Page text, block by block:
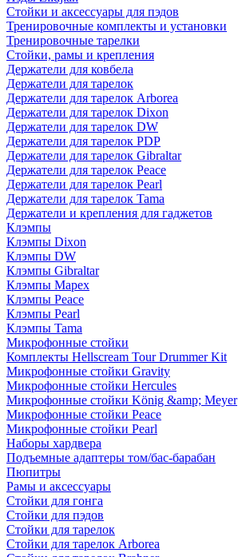
Стойки и аксессуары для пэдов
Тренировочные комплекты и установки
Тренировочные тарелки
Стойки, рамы и крепления
Держатели для ковбела
Держатели для тарелок
Держатели для тарелок Arborea
Держатели для тарелок Dixon
Держатели для тарелок DW
Держатели для тарелок PDP
Держатели для тарелок Gibraltar
Держатели для тарелок Peace
Держатели для тарелок Pearl
Держатели для тарелок Tama
Держатели и крепления для гаджетов
Клэмпы
Клэмпы Dixon
Клэмпы DW
Клэмпы Gibraltar
Клэмпы Mapex
Клэмпы Peace
Клэмпы Pearl
Клэмпы Tama
Микрофонные стойки
Комплекты Hellscream Tour Drummer Kit
Микрофонные стойки Gravity
Микрофонные стойки Hercules
Микрофонные стойки König &amp; Meyer
Микрофонные стойки Peace
Микрофонные стойки Pearl
Наборы хардвера
Подъемные адаптеры том/бас-барабан
Пюпитры
Рамы и аксессуары
Стойки для гонга
Стойки для пэдов
Стойки для тарелок
Стойки для тарелок Arborea